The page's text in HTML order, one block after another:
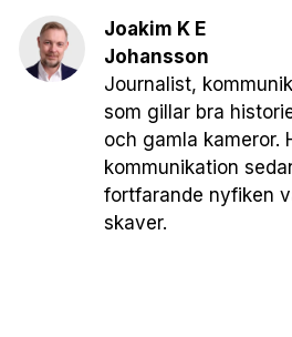
Joakim K E
Johansson
Journalist,
som gillar bra
och gamla kameror.
kommunikation
fortfarande nyfiken
skaver.